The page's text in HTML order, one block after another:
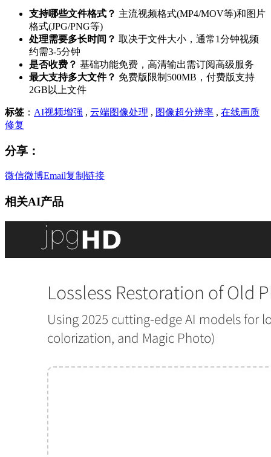
支持哪些文件格式？ 主流视频格式(MP4/MOV等)和图片
格式(JPG/PNG等)
处理需要多长时间？ 取决于文件大小，通常1分钟视频
约需3-5分钟
是否收费？ 基础功能免费，高清输出需订阅高级服务
最大支持多大文件？ 免费版限制500MB，付费版支持
2GB以上文件
标签 ： AI视频增强 , 云端图像处理 , 图像超分辨率 , 在线画质
修复
分享：
微信微博Email复制链接
相关AI产品